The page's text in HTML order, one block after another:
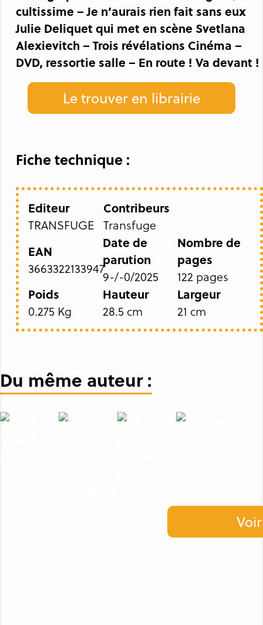
cultissime – Je n’aurais rien fait sans eux
Julie Deliquet qui met en scène Svetlana
Alexievitch – Trois révélations Cinéma –
DVD, ressortie salle – En route ! Va devant !
Le trouver en librairie
Fiche technique :
Editeur
TRANSFUGE
Contribeurs
Transfuge
EAN
3663322133947
Date de
parution
9-/-0/2025
Nombre de
pages
122 pages
Poids
0.275 Kg
Hauteur
28.5 cm
Largeur
21 cm
Du même auteur :